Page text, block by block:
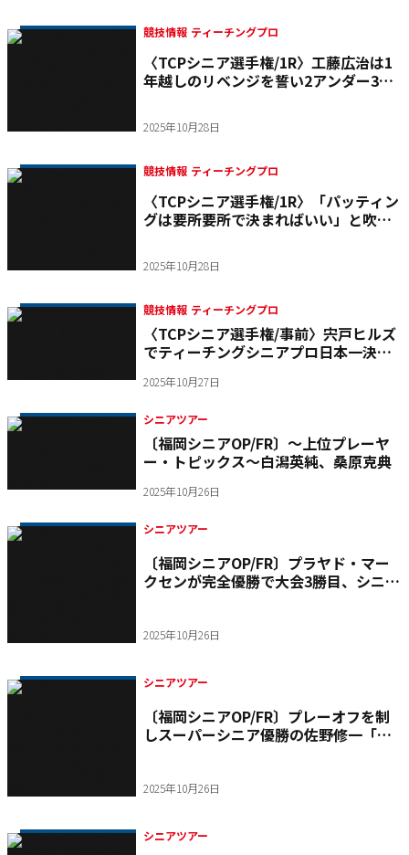
競技情報 ティーチングプロ
〈TCPシニア選手権/1R〉工藤広治は1
年越しのリベンジを誓い2アンダー3位
です」
2025年10月28日
競技情報 ティーチングプロ
〈TCPシニア選手権/1R〉「パッティン
グは要所要所で決まればいい」と吹っ
2025年10月28日
競技情報 ティーチングプロ
〈TCPシニア選手権/事前〉宍戸ヒルズ
でティーチングシニアプロ日本一決定
2025年10月27日
シニアツアー
〔福岡シニアOP/FR〕～上位プレーヤ
ー・トピックス～白潟英純、桑原克典
2025年10月26日
シニアツアー
〔福岡シニアOP/FR〕プラヤド・マー
クセンが完全優勝で大会3勝目、シニア
2025年10月26日
シニアツアー
〔福岡シニアOP/FR〕プレーオフを制
しスーパーシニア優勝の佐野修一「あ
2025年10月26日
シニアツアー